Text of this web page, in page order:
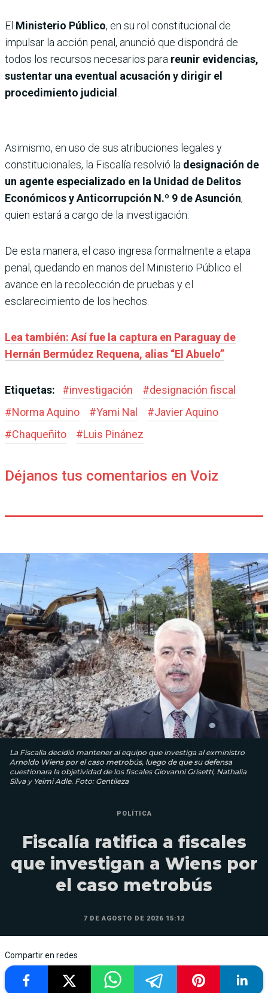
El Ministerio Público, en su rol constitucional de
impulsar la acción penal, anunció que dispondrá de
todos los recursos necesarios para reunir evidencias,
sustentar una eventual acusación y dirigir el
procedimiento judicial
Asimismo, en uso de sus atribuciones legales y
constitucionales, la Fiscalía resolvió la designación de
un agente especializado en la Unidad de Delitos
Económicos y Anticorrupción N.º 9 de Asunción,
quien estará a cargo de la investigación.
De esta manera, el caso ingresa formalmente a etapa
penal, quedando en manos del Ministerio Público el
avance en la recolección de pruebas y el
esclarecimiento de los hechos.
Lea también: Así fue la captura en Paraguay de
Hernán Bermúdez Requena, alias “El Abuelo”
Etiquetas: #investigación #designación fiscal
#Norma Aquino #Yami Nal #Javier Aquino
#Chaqueñito #Luis Pinánez
Déjanos tus comentarios en Voiz
La Fiscalía decidió mantener al equipo que investiga al exministro
Arnoldo Wiens por el caso metrobús, luego de que su defensa
cuestionara la objetividad de los fiscales Giovanni Grisetti, Nathalia
Silva y Yeimi Adle. Foto: Gentileza
POLÍTICA
Fiscalía ratifica a fiscales
que investigan a Wiens por
el caso metrobús
7 DE AGOSTO DE 2026 15:12
Compartir en redes